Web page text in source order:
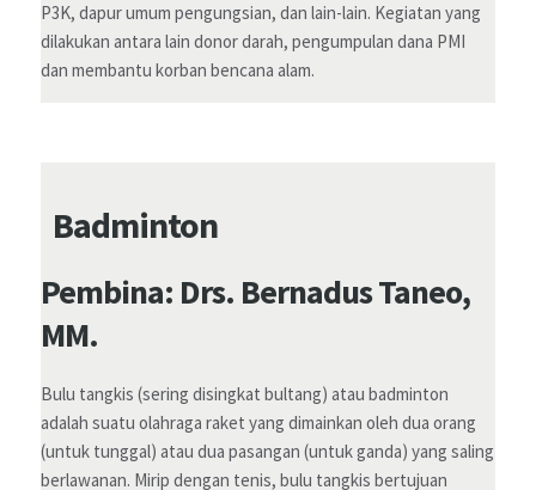
P3K, dapur umum pengungsian, dan lain-lain. Kegiatan yang
dilakukan antara lain donor darah, pengumpulan dana PMI
dan membantu korban bencana alam.
Badminton
Pembina: Drs. Bernadus Taneo,
MM.
Bulu tangkis (sering disingkat bultang) atau badminton
adalah suatu olahraga raket yang dimainkan oleh dua orang
(untuk tunggal) atau dua pasangan (untuk ganda) yang saling
berlawanan. Mirip dengan tenis, bulu tangkis bertujuan